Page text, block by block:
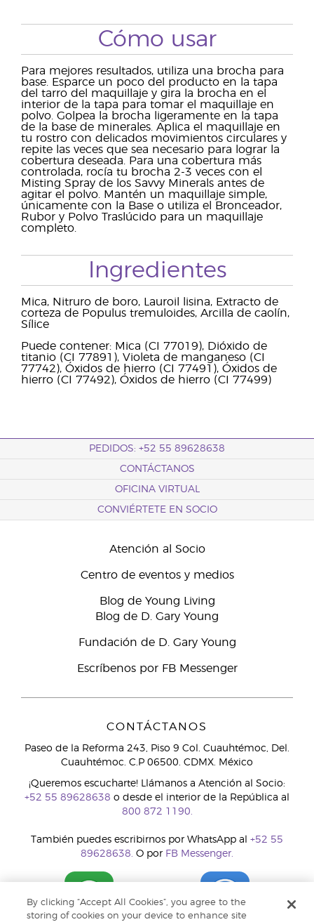
Cómo usar
Para mejores resultados, utiliza una brocha para
base. Esparce un poco del producto en la tapa
del tarro del maquillaje y gira la brocha en el
interior de la tapa para tomar el maquillaje en
polvo. Golpea la brocha ligeramente en la tapa
de la base de minerales. Aplica el maquillaje en
tu rostro con delicados movimientos circulares y
repite las veces que sea necesario para lograr la
cobertura deseada. Para una cobertura más
controlada, rocía tu brocha 2-3 veces con el
Misting Spray de los Savvy Minerals antes de
agitar el polvo. Mantén un maquillaje simple,
únicamente con la Base o utiliza el Bronceador,
Rubor y Polvo Traslúcido para un maquillaje
completo.
Ingredientes
Mica, Nitruro de boro, Lauroil lisina, Extracto de
corteza de Populus tremuloides, Arcilla de caolín,
Sílice
Puede contener: Mica (CI 77019), Dióxido de
titanio (CI 77891), Violeta de manganeso (CI
77742), Óxidos de hierro (CI 77491), Óxidos de
hierro (CI 77492), Óxidos de hierro (CI 77499)
PEDIDOS: +52 55 89628638
CONTÁCTANOS
OFICINA VIRTUAL
CONVIÉRTETE EN SOCIO
Atención al Socio
Centro de eventos y medios
Blog de Young Living
Blog de D. Gary Young
Fundación de D. Gary Young
Escríbenos por FB Messenger
CONTÁCTANOS
Paseo de la Reforma 243, Piso 9 Col. Cuauhtémoc, Del.
Cuauhtémoc. C.P 06500. CDMX. México
¡Queremos escucharte! Llámanos a Atención al Socio:
+52 55 89628638 o desde el interior de la República al
800 872 1190.
También puedes escribirnos por WhatsApp al +52 55
89628638. O por FB Messenger.
By clicking “Accept All Cookies”, you agree to the
storing of cookies on your device to enhance site